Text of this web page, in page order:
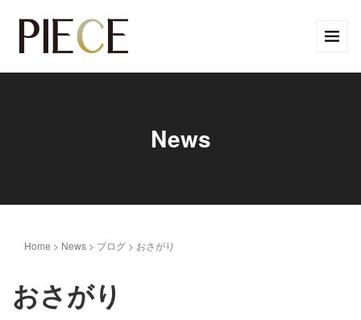
News
Home > News > ブログ > おさがり
おさがり